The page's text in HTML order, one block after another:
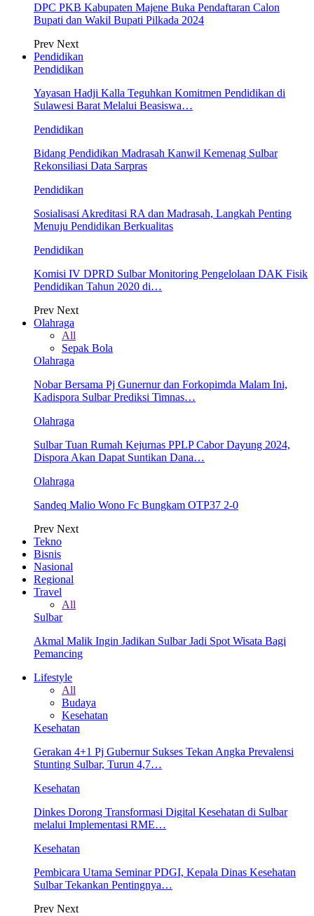
DPC PKB Kabupaten Majene Buka Pendaftaran Calon
Bupati dan Wakil Bupati Pilkada 2024
Prev Next
Pendidikan
Pendidikan
Yayasan Hadji Kalla Teguhkan Komitmen Pendidikan di
Sulawesi Barat Melalui Beasiswa…
Pendidikan
Bidang Pendidikan Madrasah Kanwil Kemenag Sulbar
Rekonsiliasi Data Sarpras
Pendidikan
Sosialisasi Akreditasi RA dan Madrasah, Langkah Penting
Menuju Pendidikan Berkualitas
Pendidikan
Komisi IV DPRD Sulbar Monitoring Pengelolaan DAK Fisik
Pendidikan Tahun 2020 di…
Prev Next
Olahraga
All
Sepak Bola
Olahraga
Nobar Bersama Pj Gunernur dan Forkopimda Malam Ini,
Kadispora Sulbar Prediksi Timnas…
Olahraga
Sulbar Tuan Rumah Kejurnas PPLP Cabor Dayung 2024,
Dispora Akan Dapat Suntikan Dana…
Olahraga
Sandeq Malio Wono Fc Bungkam OTP37 2-0
Prev Next
Tekno
Bisnis
Nasional
Regional
Travel
All
Sulbar
Akmal Malik Ingin Jadikan Sulbar Jadi Spot Wisata Bagi
Pemancing
Lifestyle
All
Budaya
Kesehatan
Kesehatan
Gerakan 4+1 Pj Gubernur Sukses Tekan Angka Prevalensi
Stunting Sulbar, Turun 4,7…
Kesehatan
Dinkes Dorong Transformasi Digital Kesehatan di Sulbar
melalui Implementasi RME…
Kesehatan
Pembicara Utama Seminar PDGI, Kepala Dinas Kesehatan
Sulbar Tekankan Pentingnya…
Prev Next